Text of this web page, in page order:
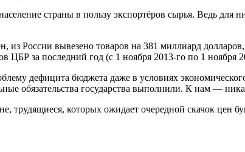
страны в пользу экспортёров сырья. Ведь для
из России вывезено товаров на 381 миллиард
ЦБР за последний год (с 1 ноября 2013-го по 1 ноября
дефицита бюджета даже в условиях
обязательства государства выполнили. К нам —
трудящиеся, которых ожидает очередной скачок цен